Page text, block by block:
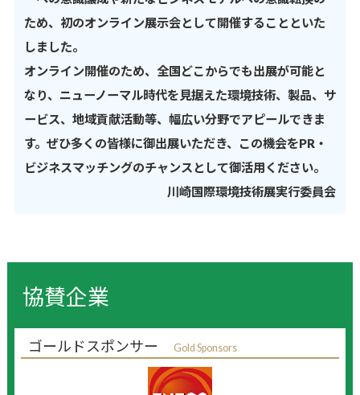
ため、初のオンライン展示会として開催することといた
しました。
オンライン開催のため、全国どこからでも出展が可能と
なり、ニューノーマル時代を見据えた環境技術、製品、サ
ービス、地域貢献活動等、幅広い分野でアピールできま
す。ぜひ多くの皆様に御出展いただき、この機会をPR・
ビジネスマッチングのチャンスとして御活用ください。
川崎国際環境技術展実行委員会
協賛企業
ゴールドスポンサー Gold Sponsors